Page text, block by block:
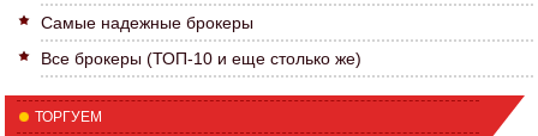
Самые надежные брокеры
Все брокеры (ТОП-10 и еще столько же)
ТОРГУЕМ